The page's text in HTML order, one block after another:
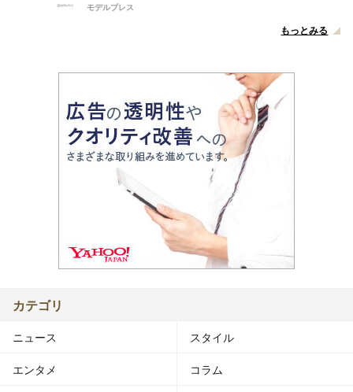
モデルプレス
もっとみる
カテゴリ
ニュース スタイル
エンタメ コラム